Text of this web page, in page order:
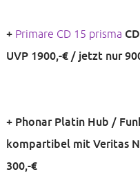
+ Primare CD 15 prisma
UVP 1900,-€ / jetzt nur
+ Phonar Platin Hub /
kompartibel mit Veritas
300,-€